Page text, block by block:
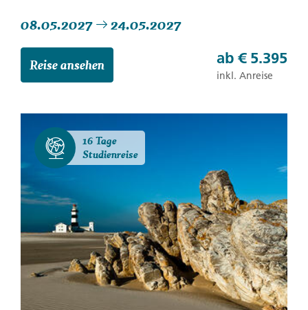
08.05.2027 24.05.2027
Reise ansehen ab € 5.395
inkl. Anreise
16 Tage
Studienreise